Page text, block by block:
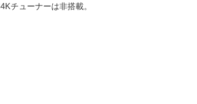
チューナーは非搭載。